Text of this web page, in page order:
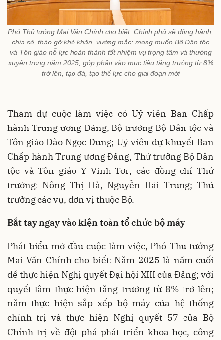
Phó Thủ tướng Mai Văn Chính cho biết: Chính phủ sẽ đồng hành,
chia sẻ, tháo gỡ khó khăn, vướng mắc; mong muốn Bộ Dân tộc
và Tôn giáo nỗ lực hoàn thành tốt nhiệm vụ trọng tâm và thường
xuyên trong năm 2025, góp phần vào mục tiêu tăng trưởng từ 8%
trở lên, tạo đà, tạo thế lực cho giai đoạn mới
Tham dự cuộc làm việc có Uỷ viên Ban Chấp
hành Trung ương Đảng, Bộ trưởng Bộ Dân tộc và
Tôn giáo Đào Ngọc Dung; Uỷ viên dự khuyết Ban
Chấp hành Trung ương Đảng, Thứ trưởng Bộ Dân
tộc và Tôn giáo Y Vinh Tơr; các đồng chí Thứ
trưởng: Nông Thị Hà, Nguyễn Hải Trung; Thủ
trưởng các vụ, đơn vị thuộc Bộ.
Bắt tay ngay vào kiện toàn tổ chức bộ máy
Phát biểu mở đầu cuộc làm việc, Phó Thủ tướng
Mai Văn Chính cho biết: Năm 2025 là năm cuối
để thực hiện Nghị quyết Đại hội XIII của Đảng; với
quyết tâm thực hiện tăng trưởng từ 8% trở lên;
năm thực hiện sắp xếp bộ máy của hệ thống
chính trị và thực hiện Nghị quyết 57 của Bộ
Chính trị về đột phá phát triển khoa học, công